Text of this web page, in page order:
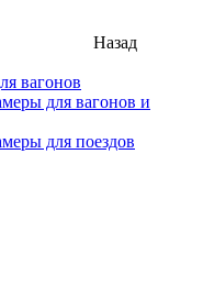
Назад
вагонов
для вагонов и
для поездов